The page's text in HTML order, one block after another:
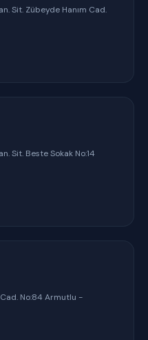
Sit. Zübeyde Hanım Cad.
Sit. Beste Sokak No:14
No:84 Armutlu -